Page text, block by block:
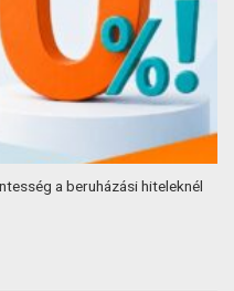
a beruházási hiteleknél